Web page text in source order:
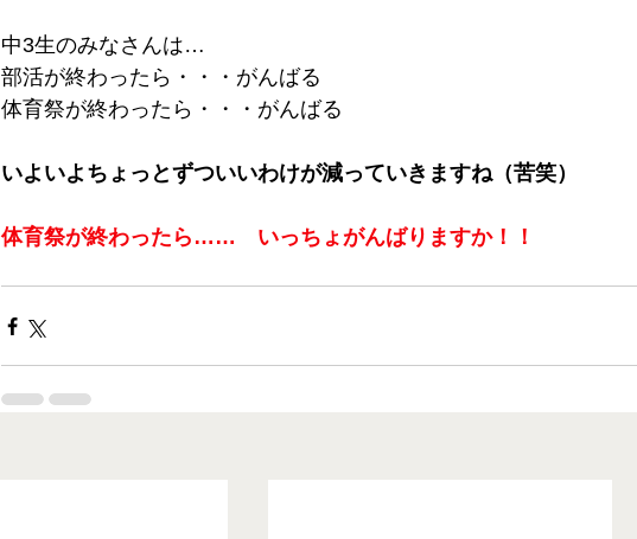
中3生のみなさんは…
部活が終わったら・・・がんばる
体育祭が終わったら・・・がんばる
いよいよちょっとずついいわけが減っていきますね（苦笑）
体育祭が終わったら……　いっちょがんばりますか！！